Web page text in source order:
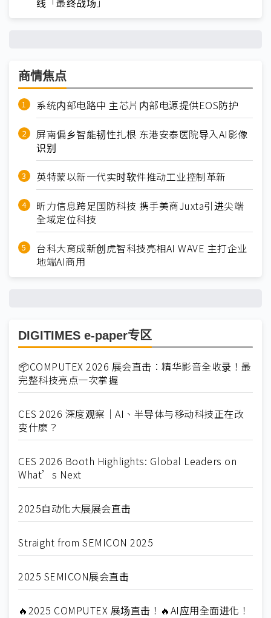
商情焦点
系统内部电路中 主芯片内部电源提供EOS防护
屏南偏乡智能韧性扎根 东港安泰医院导入AI影像
识别
英特蒙以新一代实时软件推动工业控制革新
昕力信息跨足国防科技 携手美商Juxta引进尖端
全域定位科技
台科大育成新创虎智科技亮相AI WAVE 主打企业
地端AI商用
DIGITIMES e-paper专区
📦COMPUTEX 2026 展会直击：精华影音全收录！最
完整科技亮点一次掌握
CES 2026 深度观察｜AI、半导体与移动科技正在改
变什麽？
CES 2026 Booth Highlights: Global Leaders on
What’s Next
2025自动化大展展会直击
Straight from SEMICON 2025
2025 SEMICON展会直击
🔥2025 COMPUTEX 展场直击！🔥AI应用全面进化！